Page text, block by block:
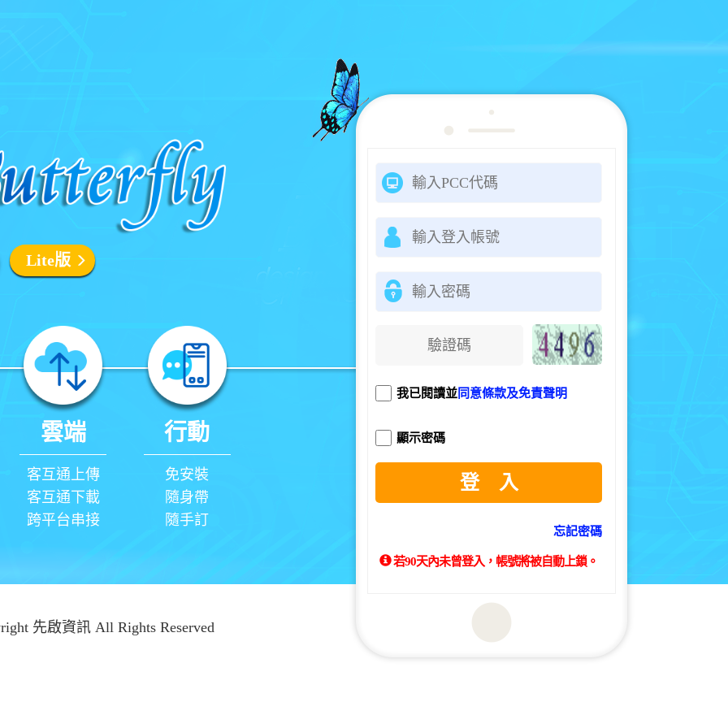
我已閱讀並同意條款及免責聲明
顯示密碼
登 入
忘記密碼
若90天內未曾登入，帳號將被自動上鎖。
Lite版
雲端
客互通上傳
客互通下載
跨平台串接
行動
免安裝
隨身帶
隨手訂
先啟資訊 All Rights Reserved